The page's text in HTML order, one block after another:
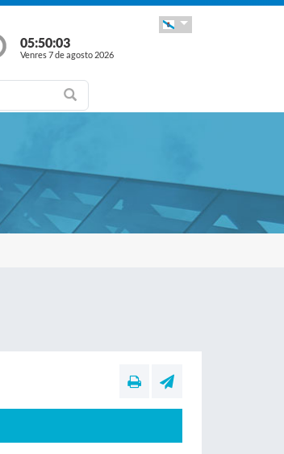
05:50:04
Venres 7 de agosto 2026